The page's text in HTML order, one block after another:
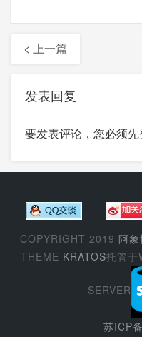
< 上一篇
发表回复
要发表评论，您必须先
COPYRIGHT 2019 阿
THEME KRATOS托管于
SERVER
苏ICP